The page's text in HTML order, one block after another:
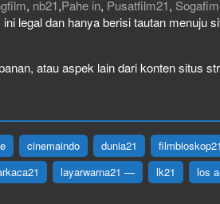
, nb21,Pahe in, Pusatfilm21,
ini legal dan hanya berisi tautan menuju
atau aspek lain dari konten situs
cinemaindo dunia21
filmbioskop21
layarwarna21 — lk21
los